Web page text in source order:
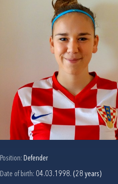
Position: Defender
Date of birth: 04.03.1998. (28 years)